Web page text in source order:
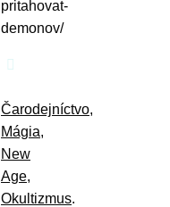
pritahovat-
demonov/
Čarodejníctvo,
Mágia,
New
Age,
Okultizmus.